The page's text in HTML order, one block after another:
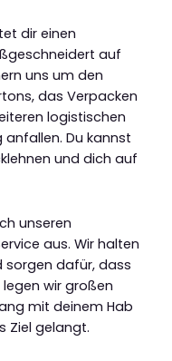
dir einen
auf
uns um den
das Verpacken
logistischen
Du kannst
und dich auf
unseren
aus. Wir halten
sorgen dafür, dass
wir großen
mit deinem Hab
Ziel gelangt.